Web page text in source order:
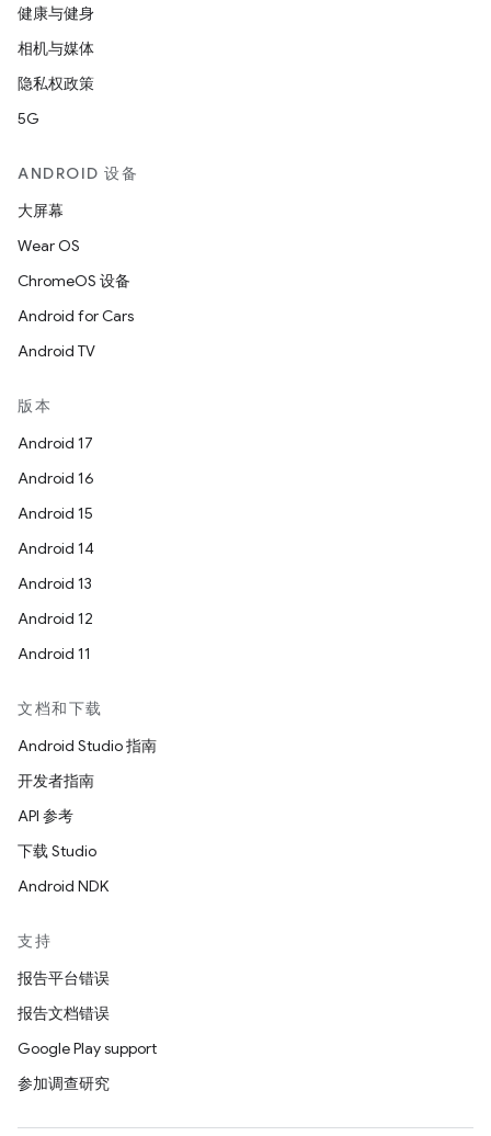
健康与健身
相机与媒体
隐私权政策
5G
ANDROID 设备
大屏幕
Wear OS
ChromeOS 设备
Android for Cars
Android TV
版本
Android 17
Android 16
Android 15
Android 14
Android 13
Android 12
Android 11
文档和下载
Android Studio 指南
开发者指南
API 参考
下载 Studio
Android NDK
支持
报告平台错误
报告文档错误
Google Play support
参加调查研究